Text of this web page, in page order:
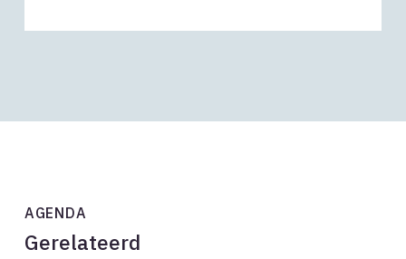
AGENDA
Gerelateerd